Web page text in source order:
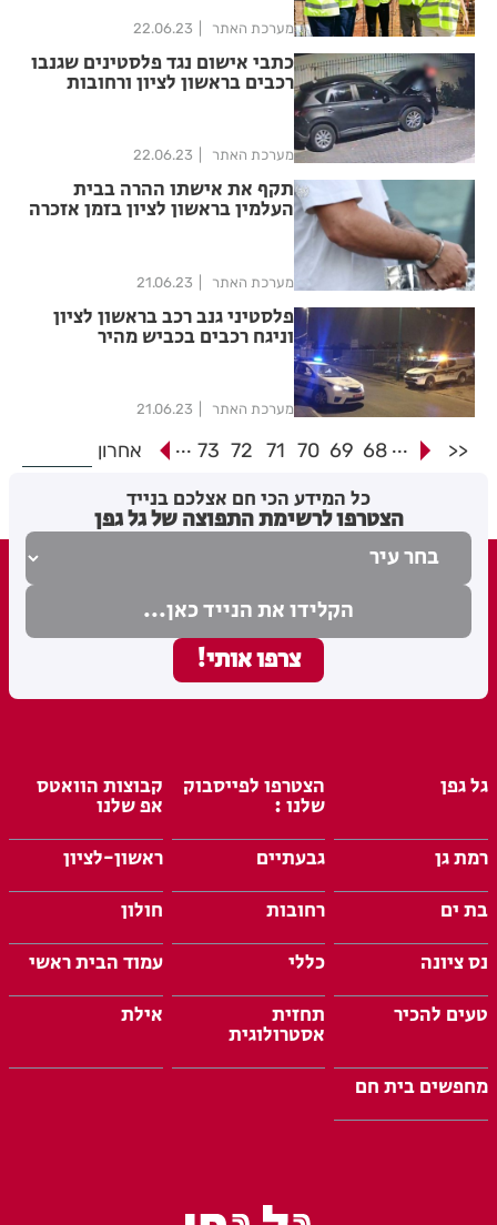
מערכת האתר 22.06.23
כתבי אישום נגד פלסטינים שגנבו
רכבים בראשון לציון ורחובות
מערכת האתר 22.06.23
תקף את אישתו ההרה בבית
העלמין בראשון לציון בזמן אזכרה
מערכת האתר 21.06.23
פלסטיני גנב רכב בראשון לציון
וניגח רכבים בכביש מהיר
מערכת האתר 21.06.23
<<
...
68
69
70
71
72
73
... אחרון
כל המידע הכי חם אצלכם בנייד
הצטרפו לרשימת התפוצה של גל גפן
גל גפן הצטרפו לפייסבוק
שלנו :
קבוצות הוואטס
אפ שלנו
רמת גן
גבעתיים
ראשון-לציון
בת ים
רחובות
חולון
נס ציונה
כללי
עמוד הבית ראשי
טעים להכיר
תחזית
אסטרולוגית
אילת
מחפשים בית חם